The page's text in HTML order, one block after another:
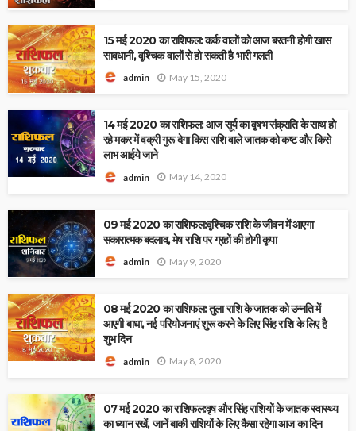
15 मई 2020 का राशिफल: कर्क वालों को आज बरतनी होगी खास
सावधानी, वृश्चिक वालों से हो सकती है भारी गलती
admin May 15, 2020
14 मई 2020 का राशिफल: आज सूर्य का वृषभ संक्राति के साथ हो
रहे मकर में वक्री गुरू देगा किस राशि वाले जातक को कष्ट और किसे
लाभ आईये जाने
admin May 14, 2020
09 मई 2020 का राशिफल:वृश्चिक राशि के जीवन में आएगा
सकारात्मक बदलाव, मेष राशि पर ग्रहों की होगी कृपा
admin May 9, 2020
08 मई 2020 का राशिफल: तुला राशि के जातक को उन्नति में
आएगी बाधा, नई परियोजनाएं शुरू करने के लिए सिंह राशि के लिए है
शुभ दिन
admin May 8, 2020
07 मई 2020 का राशिफल:वृष और सिंह राशियों के जातक स्वास्थ्य
का ध्यान रखें, जानें बाकी राशियों के लिए कैसा रहेगा आज का दिन